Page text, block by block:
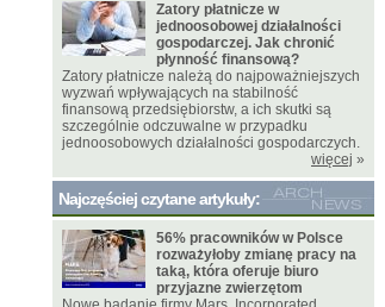
Zatory płatnicze w
jednoosobowej działalności
gospodarczej. Jak chronić
płynność finansową?
Zatory płatnicze należą do najpoważniejszych
wyzwań wpływających na stabilność
finansową przedsiębiorstw, a ich skutki są
szczególnie odczuwalne w przypadku
jednoosobowych działalności gospodarczych.
więcej »
Najczęściej czytane artykuły:
56% pracowników w Polsce
rozważyłoby zmianę pracy na
taką, która oferuje biuro
przyjazne zwierzętom